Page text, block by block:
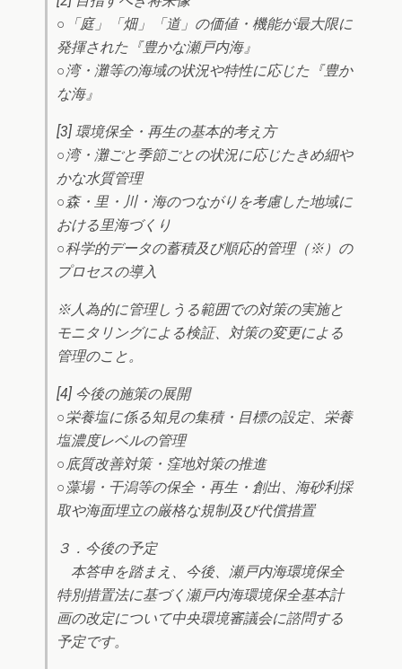
○「庭」「畑」「道」の価値・機能が最大限に
発揮された『豊かな瀬戸内海』
○湾・灘等の海域の状況や特性に応じた『豊か
な海』
[3] 環境保全・再生の基本的考え方
○湾・灘ごと季節ごとの状況に応じたきめ細や
かな水質管理
○森・里・川・海のつながりを考慮した地域に
おける里海づくり
○科学的データの蓄積及び順応的管理（※）の
プロセスの導入
※人為的に管理しうる範囲での対策の実施と
モニタリングによる検証、対策の変更による
管理のこと。
[4] 今後の施策の展開
○栄養塩に係る知見の集積・目標の設定、栄養
塩濃度レベルの管理
○底質改善対策・窪地対策の推進
○藻場・干潟等の保全・再生・創出、海砂利採
取や海面埋立の厳格な規制及び代償措置
３．今後の予定
本答申を踏まえ、今後、瀬戸内海環境保全
特別措置法に基づく瀬戸内海環境保全基本計
画の改定について中央環境審議会に諮問する
予定です。